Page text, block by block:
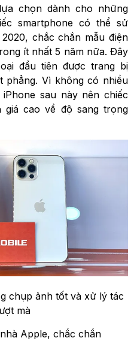
chọn dành cho những
smartphone có thể sử
chắc chắn mẫu điện
ít nhất 5 năm nữa. Đây
đầu tiên được trang bị
phẳng. Vì không có nhiều
sau này nên chiếc
giá cao về độ sang trọng
chụp ảnh tốt và xử lý tác
mà
Apple, chắc chắn